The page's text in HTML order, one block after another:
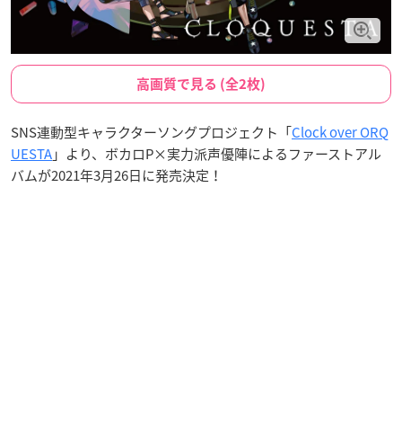
高画質で見る (全2枚)
SNS連動型キャラクターソングプロジェクト「Clock over ORQ
UESTA」より、ボカロP×実力派声優陣によるファーストアル
バムが2021年3月26日に発売決定！